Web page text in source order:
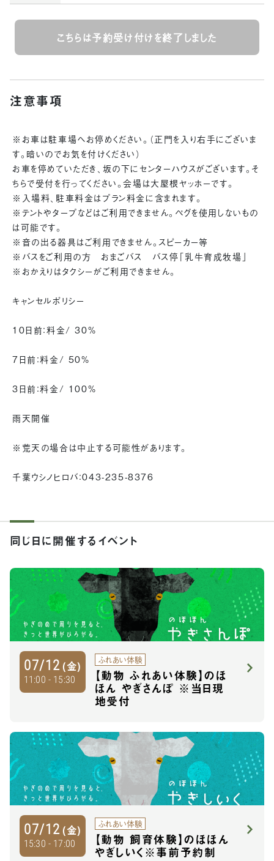
こちらは予約受け付けを終了しました
注意事項
※お車は駐車場へお停めください。（正門を入り右手にございま
す。暗いのでお気を付けください）
お車を停めていただき、坂の下にセンターハウスがございます。そ
ちらで受付を行ってください。会場は大屋根ヤッホーです。
※入場料、駐車料金はプラン料金に含まれます。
※テントやタープなどはご利用できません。ペグを使用しないもの
は可能です。
※音の出る器具はご利用できません。スピーカー等
※バスをご利用の方 おまごバス バス停「乳牛育成牧場」
※おかえりはタクシーがご利用できません。
キャンセルポリシー
10日前：料金/ 30%
7日前：料金/ 50%
3日前：料金/ 100%
雨天開催
※荒天の場合は中止する可能性があります。
千葉ウシノヒロバ：043-235-8376
同じ日に開催するイベント
07/12 (金)
11:00 - 15:30
ふれあい体験
【動物 ふれあい体験】のほ
ほん やぎさんぽ ※当日現
地受付
07/12 (金)
15:30 - 17:00
ふれあい体験
【動物 飼育体験】のほほん
やぎしいく※事前予約制